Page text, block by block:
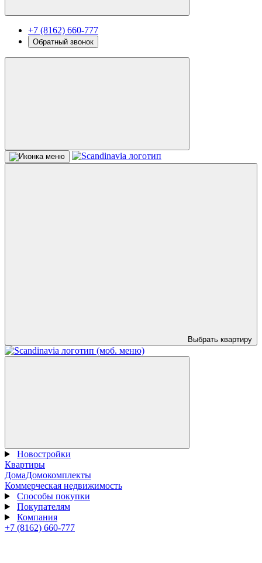
+7 (8162) 660-777
Обратный звонок
Выбрать квартиру
Новостройки
Квартиры
ДомаДомокомплекты
Коммерческая недвижимость
Способы покупки
Покупателям
Компания
+7 (8162) 660-777